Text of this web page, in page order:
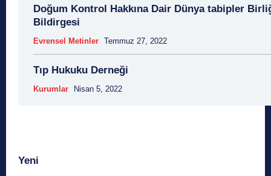
Doğum Kontrol Hakkına Dair Dünya tabipler
Bildirgesi
Evrensel Metinler Temmuz 27, 2022
Tıp Hukuku Derneği
Kurumlar Nisan 5, 2022
Yeni